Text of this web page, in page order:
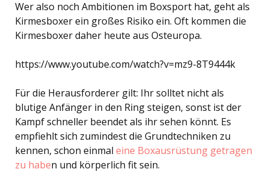
Wer also noch Ambitionen im Boxsport hat, geht als
Kirmesboxer ein großes Risiko ein. Oft kommen die
Kirmesboxer daher heute aus Osteuropa.
https://www.youtube.com/watch?v=mz9-8T9444k
Für die Herausforderer gilt: Ihr solltet nicht als
blutige Anfänger in den Ring steigen, sonst ist der
Kampf schneller beendet als ihr sehen könnt. Es
empfiehlt sich zumindest die Grundtechniken zu
kennen, schon einmal eine Boxausrüstung getragen
zu haben und körperlich fit sein.